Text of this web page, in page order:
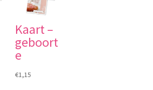
Kaart –
geboort
e
€1,15